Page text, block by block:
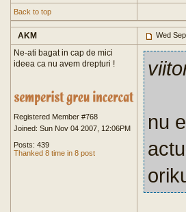
Back to top
AKM Wed
Ne-ati bagat in cap de mici
ideea ca nu avem drepturi !
Registered Member #768
Joined: Sun Nov 04 2007, 12:06PM
Posts: 439
Thanked 8 time in 8 post
nu